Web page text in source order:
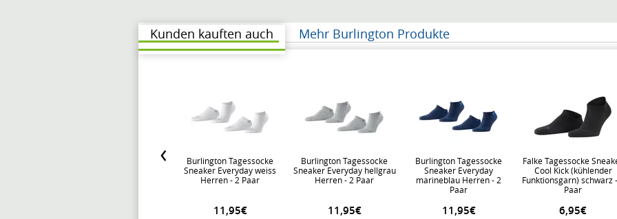
Kunden kauften auch Mehr Burlington Produkte
Burlington Tagessocke
Sneaker Everyday weiss
Herren - 2 Paar
11,95€
Burlington Tagessocke
Sneaker Everyday hellgrau
Herren - 2 Paar
11,95€
Burlington Tagessocke
Sneaker Everyday
marineblau Herren - 2
Paar
11,95€
Falke Tagessocke
Cool Kick (kühlender
Funktionsgarn) schwarz
Paar
6,95€